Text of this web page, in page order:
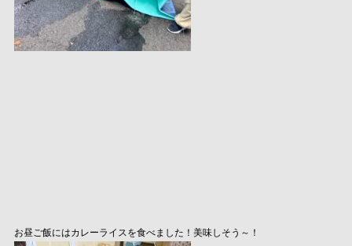
お昼ご飯にはカレーライスを食べました！美味しそう～！